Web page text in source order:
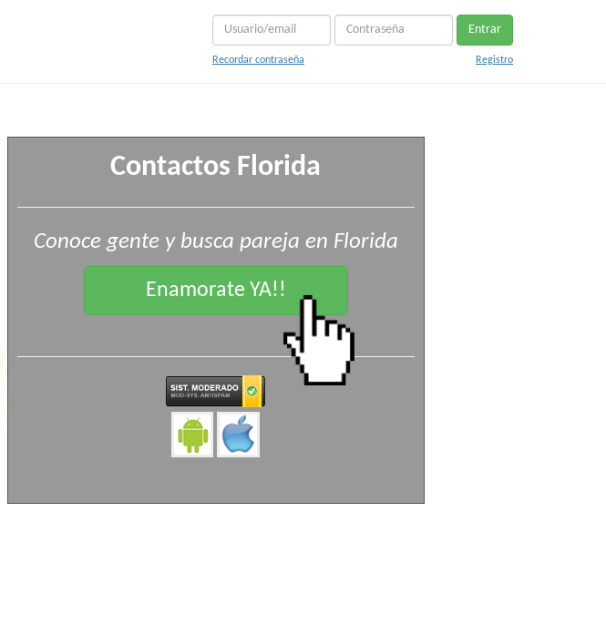
Entrar
Recordar contraseña Registro
Contactos Florida
Conoce gente y busca pareja en Florida
Enamorate YA!!